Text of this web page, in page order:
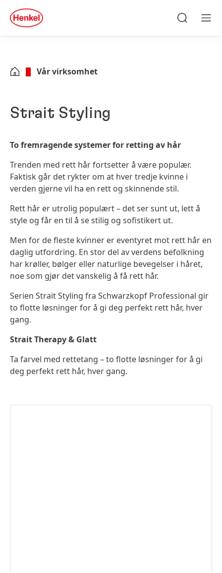
Skip to footer
quick
search
Vår virksomhet
Strait Styling
To fremragende systemer for retting av hår
Trenden med rett hår fortsetter å være populær.
Faktisk går det rykter om at hver tredje kvinne i
verden gjerne vil ha en rett og skinnende stil.
Rett hår er utrolig populært – det ser sunt ut, lett å
style og får en til å se stilig og sofistikert ut.
Men for de fleste kvinner er eventyret mot rett hår en
daglig utfordring. En stor del av verdens befolkning
har krøller, bølger eller naturlige bevegelser i håret,
noe som gjør det vanskelig å få rett hår.
Serien Strait Styling fra Schwarzkopf Professional gir
to flotte løsninger for å gi deg perfekt rett hår, hver
gang.
Strait Therapy & Glatt
Ta farvel med rettetang – to flotte løsninger for å gi
deg perfekt rett hår, hver gang.